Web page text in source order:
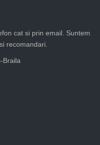
cat si prin email. Suntem
recomandari.
Braila